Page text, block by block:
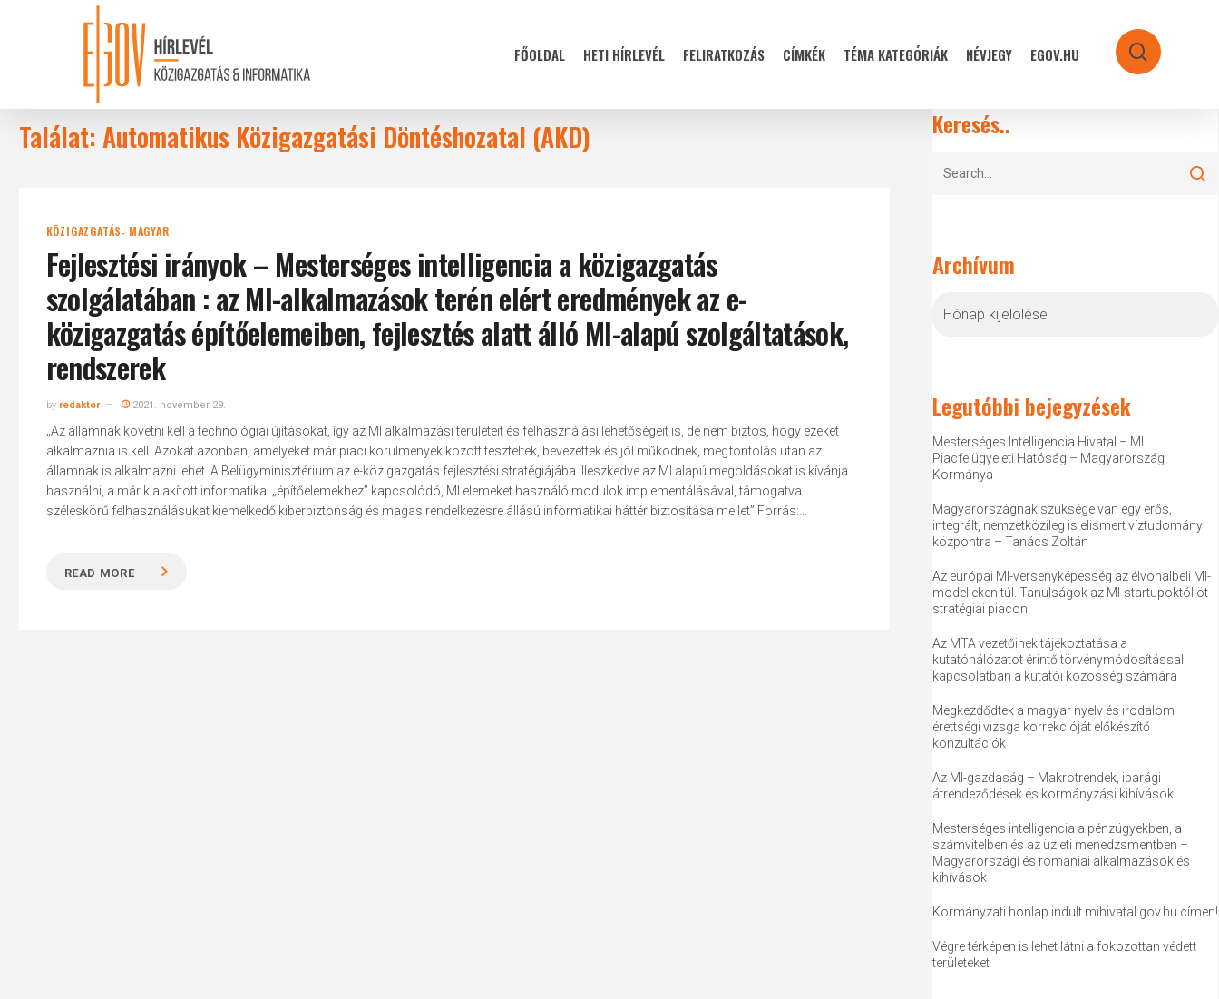
Hit enter to search or ESC to close
FŐOLDAL HETI HÍRLEVÉL FELIRATKOZÁS CÍMKÉK TÉMA KATEGÓRIÁK NÉVJEGY EGOV.HU search
Találat: Automatikus Közigazgatási Döntéshozatal (AKD)
KÖZIGAZGATÁS: MAGYAR
Fejlesztési irányok – Mesterséges intelligencia a közigazgatás
szolgálatában : az MI-alkalmazások terén elért eredmények az e-
közigazgatás építőelemeiben, fejlesztés alatt álló MI-alapú szolgáltatások,
rendszerek
by redaktor 2021. november 29.
„Az államnak követni kell a technológiai újításokat, így az MI alkalmazási területeit és felhasználási lehetőségeit is, de nem biztos, hogy ezeket
alkalmaznia is kell. Azokat azonban, amelyeket már piaci körülmények között teszteltek, bevezettek és jól működnek, megfontolás után az
államnak is alkalmazni lehet. A Belügyminisztérium az e-közigazgatás fejlesztési stratégiájába illeszkedve az MI alapú megoldásokat is kívánja
használni, a már kialakított informatikai „építőelemekhez” kapcsolódó, MI elemeket használó modulok implementálásával, támogatva
széleskörű felhasználásukat kiemelkedő kiberbiztonság és magas rendelkezésre állású informatikai háttér biztosítása mellet” Forrás:...
READ MORE
Keresés..
Archívum
Legutóbbi bejegyzések
Mesterséges Intelligencia Hivatal – MI
Piacfelügyeleti Hatóság – Magyarország
Kormánya
Magyarországnak szüksége van egy erős,
integrált, nemzetközileg is elismert víztudományi
központra – Tanács Zoltán
Az európai MI-versenyképesség az élvonalbeli MI-
modelleken túl. Tanulságok az MI-startupoktól öt
stratégiai piacon
Az MTA vezetőinek tájékoztatása a
kutatóhálózatot érintő törvénymódosítással
kapcsolatban a kutatói közösség számára
Megkezdődtek a magyar nyelv és irodalom
érettségi vizsga korrekcióját előkészítő
konzultációk
Az MI-gazdaság – Makrotrendek, iparági
átrendeződések és kormányzási kihívások
Mesterséges intelligencia a pénzügyekben, a
számvitelben és az üzleti menedzsmentben –
Magyarországi és romániai alkalmazások és
kihívások
Kormányzati honlap indult mihivatal.gov.hu címen!
Végre térképen is lehet látni a fokozottan védett
területeket